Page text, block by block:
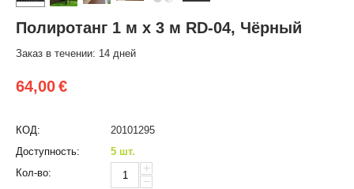
Полиротанг 1 м х 3 м RD-04, Чёрный
Заказ в течении: 14 дней
64,00€
КОД:
20101295
Доступность:
5 шт.
Кол-во:
+
−